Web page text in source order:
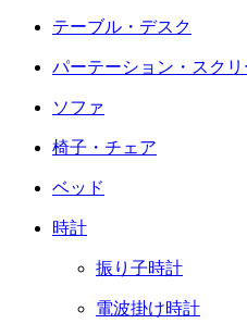
テーブル・デスク
パーテーション・スク
ソファ
椅子・チェア
ベッド
時計
振り子時計
電波掛け時計